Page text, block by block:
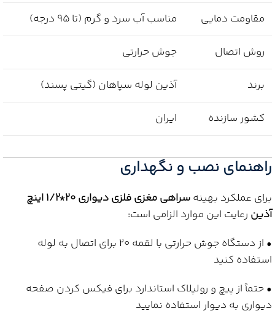
مقاومت دمایی مناسب آب سرد و گرم (تا 95 درجه)
روش اتصال جوش حرارتی
برند آذین لوله سپاهان (گیتی پسند)
کشور سازنده ایران
راهنمای نصب و نگهداری
برای عملکرد بهینه
سراهی مغزی فلزی دیواری 20*1/2 اینچ
آذین رعایت این موارد الزامی است:
• از دستگاه جوش حرارتی با لقمه 20 برای اتصال به لوله
استفاده کنید
• حتماً از پیچ و رولپلاک استاندارد برای فیکس کردن صفحه
دیواری به دیوار استفاده نمایید